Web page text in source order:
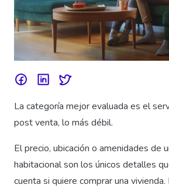
La categoría mejor evaluada es el
post venta, lo más débil.
El precio, ubicación o amenidades de
habitacional son los únicos detalles
cuenta si quiere comprar una